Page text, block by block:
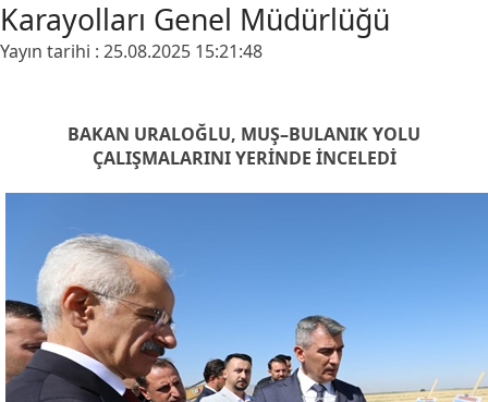
Karayolları Genel Müdürlüğü
Yayın tarihi : 25.08.2025 15:21:48
BAKAN URALOĞLU, MUŞ–BULANIK YOLU
ÇALIŞMALARINI YERİNDE İNCELEDİ